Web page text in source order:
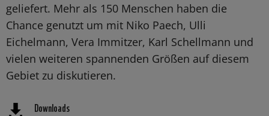
geliefert. Mehr als 150 Menschen haben die
Chance genutzt um mit Niko Paech, Ulli
Eichelmann, Vera Immitzer, Karl Schellmann und
vielen weiteren spannenden Größen auf diesem
Gebiet zu diskutieren.
Downloads